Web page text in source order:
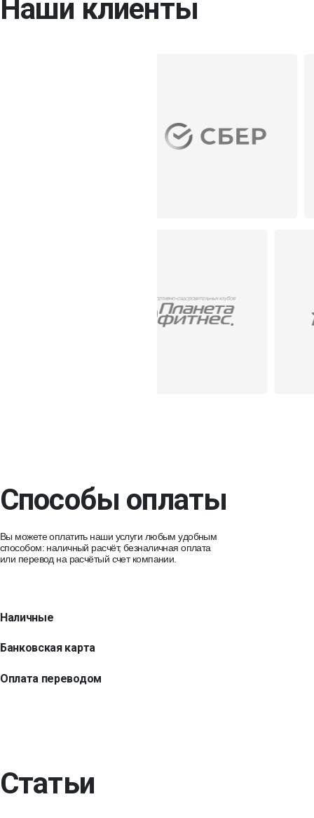
Наши клиенты
Способы оплаты
Вы можете оплатить наши услуги любым удобным
способом: наличный расчёт, безналичная оплата
или перевод на расчётый счет компании.
Наличные
Банковская карта
Оплата переводом
Статьи